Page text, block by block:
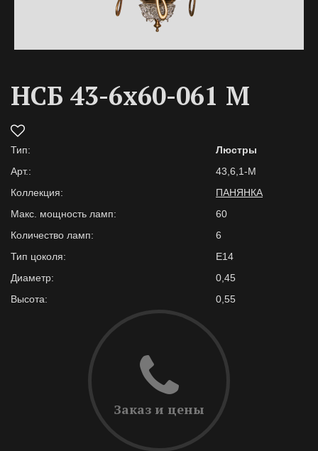
НСБ 43-6х60-061 M
Тип:
Люстры
Арт.:
43,6,1-M
Коллекция:
ПАНЯНКА
Макс. мощность ламп:
60
Количество ламп:
6
Тип цоколя:
E14
Диаметр:
0,45
Высота:
0,55
Заказ и цены